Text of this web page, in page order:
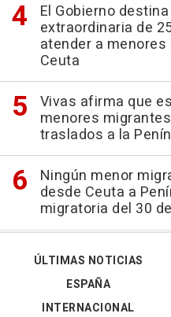
El Gobierno
extraordinaria de
atender a
Ceuta
Vivas afirma que
menores
traslados a la
Ningún menor
desde Ceuta a
migratoria del 30
ÚLTIMAS NOTICIAS
ESPAÑA
INTERNACIONAL